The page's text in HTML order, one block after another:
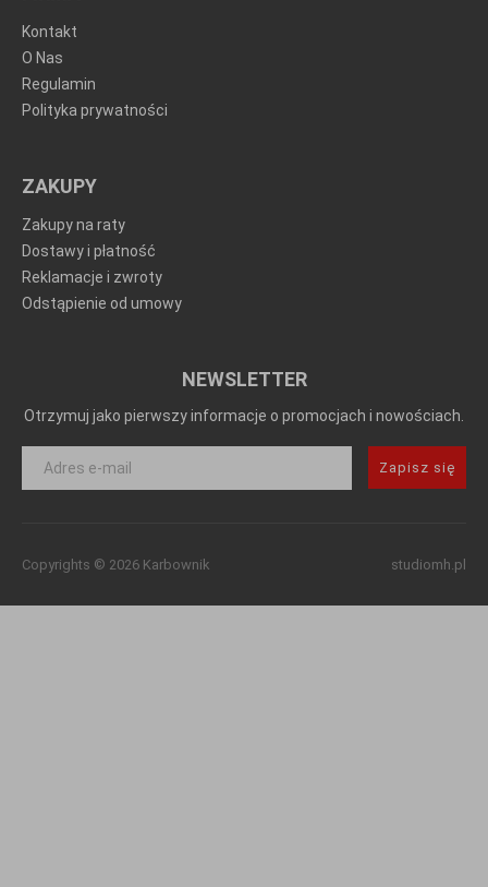
Kontakt
O Nas
Regulamin
Polityka prywatności
ZAKUPY
Zakupy na raty
Dostawy i płatność
Reklamacje i zwroty
Odstąpienie od umowy
NEWSLETTER
Otrzymuj jako pierwszy informacje o promocjach i nowościach.
Zapisz się
Copyrights © 2026 Karbownik studiomh.pl